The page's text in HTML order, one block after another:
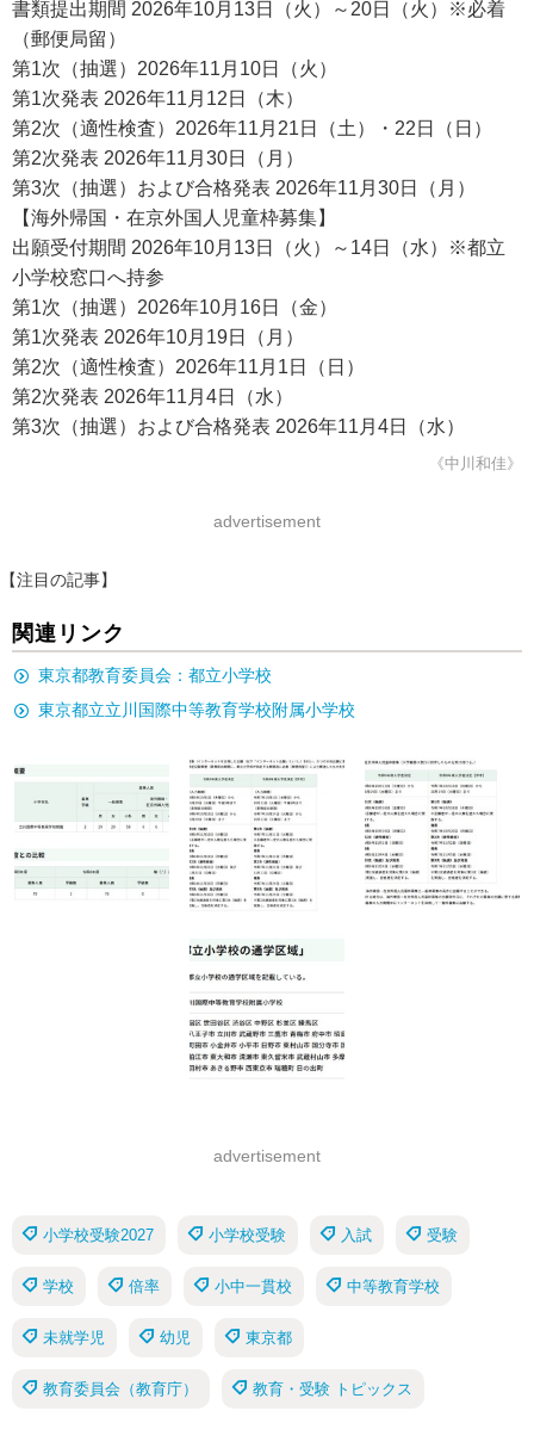
書類提出期間 2026年10月13日（火）～20日（火）※必着
（郵便局留）
第1次（抽選）2026年11月10日（火）
第1次発表 2026年11月12日（木）
第2次（適性検査）2026年11月21日（土）・22日（日）
第2次発表 2026年11月30日（月）
第3次（抽選）および合格発表 2026年11月30日（月）
【海外帰国・在京外国人児童枠募集】
出願受付期間 2026年10月13日（火）～14日（水）※都立
小学校窓口へ持参
第1次（抽選）2026年10月16日（金）
第1次発表 2026年10月19日（月）
第2次（適性検査）2026年11月1日（日）
第2次発表 2026年11月4日（水）
第3次（抽選）および合格発表 2026年11月4日（水）
《中川和佳》
advertisement
【注目の記事】
関連リンク
東京都教育委員会：都立小学校
東京都立立川国際中等教育学校附属小学校
advertisement
小学校受験2027 小学校受験 入試 受験
学校 倍率 小中一貫校 中等教育学校
未就学児 幼児 東京都
教育委員会（教育庁） 教育・受験 トピックス